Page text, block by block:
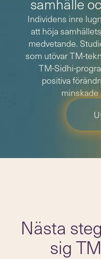
Individens inre
att höja
medvetande.
som utövar TM-
TM-Sidhi-
positiva
minskade
Nästa
sig